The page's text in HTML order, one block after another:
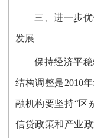
三、进一步
发展
保持经济平
结构调整是2010
融机构要坚持“区
信贷政策和产业